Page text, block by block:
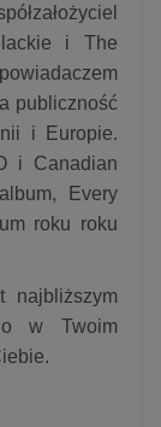
i The
publiczność
i Europie.
i Canadian
Every
roku roku
najbliższym
w Twoim